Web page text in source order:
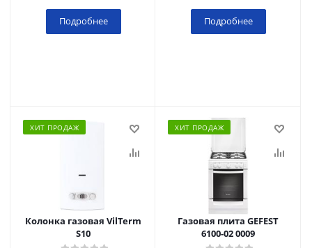
Подробнее Подробнее
ХИТ ПРОДАЖ
Колонка газовая VilTerm
S10
ХИТ ПРОДАЖ
Газовая плита GEFEST
6100-02 0009